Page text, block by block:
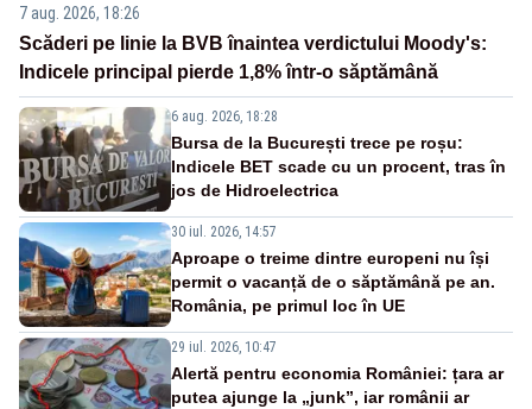
7 aug. 2026, 18:26
Scăderi pe linie la BVB înaintea verdictului Moody's:
Indicele principal pierde 1,8% într-o săptămână
6 aug. 2026, 18:28
Bursa de la București trece pe roșu:
Indicele BET scade cu un procent, tras în
jos de Hidroelectrica
30 iul. 2026, 14:57
Aproape o treime dintre europeni nu își
permit o vacanță de o săptămână pe an.
România, pe primul loc în UE
29 iul. 2026, 10:47
Alertă pentru economia României: țara ar
putea ajunge la „junk”, iar românii ar